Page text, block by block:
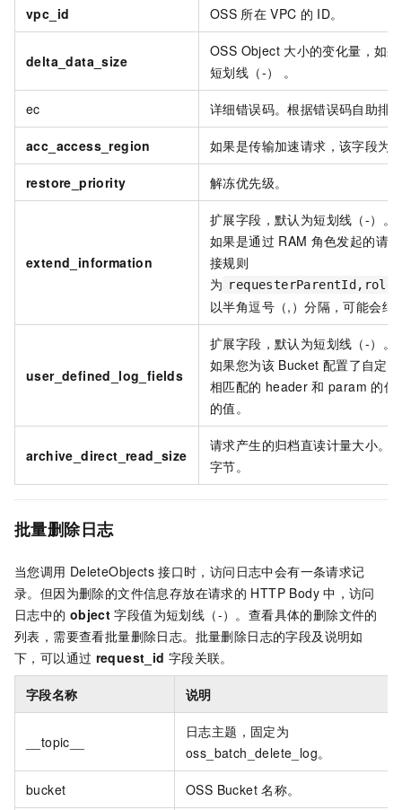
vpc_id OSS 所在 VPC 的 ID。
delta_data_size
OSS Object 大小的变化量，如
短划线（-） 。
ec 详细错误码。根据错误码自助排
acc_access_region 如果是传输加速请求，该字段为
restore_priority 解冻优先级。
extend_information
扩展字段，默认为短划线（-）。
如果是通过 RAM 角色发起的请
接规则
为
以半角逗号（,）分隔，可能会继
user_defined_log_fields
扩展字段，默认为短划线（-）。
如果您为该 Bucket 配置了自定义
相匹配的 header 和 param 的信
的值。
archive_direct_read_size
请求产生的归档直读计量大小。
字节。
批量删除日志
当您调用 DeleteObjects 接口时，访问日志中会有一条请求记
录。但因为删除的文件信息存放在请求的 HTTP Body 中，访问
日志中的 object 字段值为短划线（-）。查看具体的删除文件的
列表，需要查看批量删除日志。批量删除日志的字段及说明如
下，可以通过 request_id 字段关联。
字段名称 说明
__topic__
日志主题，固定为
oss_batch_delete_log。
bucket OSS Bucket 名称。